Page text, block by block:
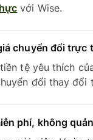
với Wise.
chuyển đổi trực
tệ yêu thích
đổi thay đổi
phí, không